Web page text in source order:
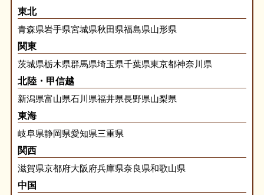
東北
青森県岩手県宮城県秋田県福島県山形県
関東
茨城県栃木県群馬県埼玉県千葉県東京都神奈川県
北陸・甲信越
新潟県富山県石川県福井県長野県山梨県
東海
岐阜県静岡県愛知県三重県
関西
滋賀県京都府大阪府兵庫県奈良県和歌山県
中国